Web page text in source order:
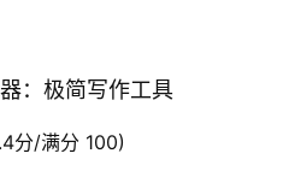
：极简写作工具
/满分 100)